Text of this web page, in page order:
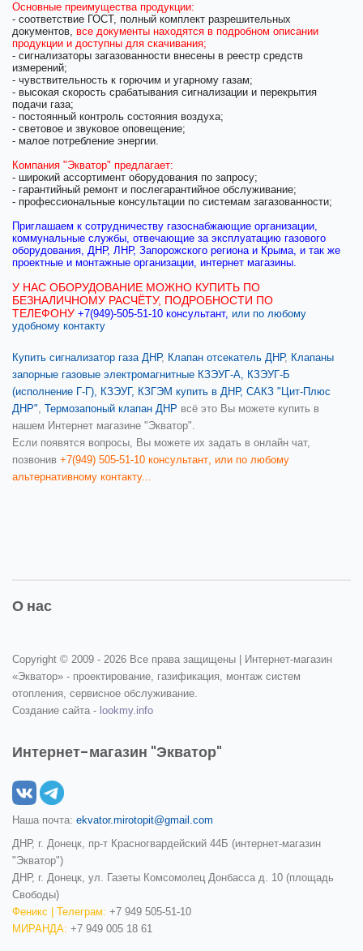
Основные преимущества продукции:
- соответствие ГОСТ, полный комплект разрешительных
документов, все документы находятся в подробном описании
продукции и доступны для скачивания;
- сигнализаторы загазованности внесены в реестр средств
измерений;
- чувствительность к горючим и угарному газам;
- высокая скорость срабатывания сигнализации и перекрытия
подачи газа;
- постоянный контроль состояния воздуха;
- световое и звуковое оповещение;
- малое потребление энергии.
Компания "Экватор" предлагает:
- широкий ассортимент оборудования по запросу;
- гарантийный ремонт и послегарантийное обслуживание;
- профессиональные консультации по системам загазованности;
Приглашаем к сотрудничеству газоснабжающие организации,
коммунальные службы, отвечающие за эксплуатацию газового
оборудования, ДНР, ЛНР, Запорожского региона и Крыма, и так же
проектные и монтажные организации, интернет магазины.
У НАС ОБОРУДОВАНИЕ МОЖНО КУПИТЬ ПО
БЕЗНАЛИЧНОМУ РАСЧЁТУ, ПОДРОБНОСТИ ПО
ТЕЛЕФОНУ +7(949)-505-51-10 консультант, или по любому
удобному контакту
Купить сигнализатор газа ДНР, Клапан отсекатель ДНР, Клапаны
запорные газовые электромагнитные КЗЭУГ-А, КЗЭУГ-Б
(исполнение Г-Г), КЗЭУГ, КЗГЭМ купить в ДНР, САКЗ "Цит-Плюс
ДНР", Термозапоный клапан ДНР всё это Вы можете купить в
нашем Интернет магазине "Экватор".
Если появятся вопросы, Вы можете их задать в онлайн чат,
позвонив +7(949) 505-51-10 консультант, или по любому
альтернативному контакту...
О нас
Copyright © 2009 - 2026 Все права защищены | Интернет-магазин
«Экватор» - проектирование, газификация, монтаж систем
отопления, сервисное обслуживание.
Создание сайта - lookmy.info
Интернет-магазин "Экватор"
Наша почта: ekvator.mirotopit@gmail.com
ДНР, г. Донецк, пр-т Красногвардейский 44Б (интернет-магазин
"Экватор")
ДНР, г. Донецк, ул. Газеты Комсомолец Донбасса д. 10 (площадь
Свободы)
Феникс | Телеграм: +7 949 505-51-10
МИРАНДА: +7 949 005 18 61